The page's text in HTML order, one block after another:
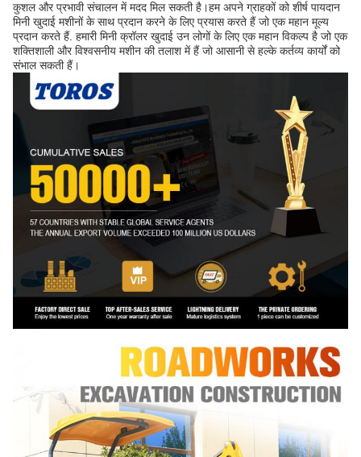
कुशल और प्रभावी संचालन में मदद मिल सकती है।हम अपने ग्राहकों को शीर्ष पायदान
मिनी खुदाई मशीनों के साथ प्रदान करने के लिए प्रयास करते हैं जो एक महान मूल्य
प्रदान करते हैं. हमारी मिनी क्रॉलर खुदाई उन लोगों के लिए एक महान विकल्प है जो एक
शक्तिशाली और विश्वसनीय मशीन की तलाश में हैं जो आसानी से हल्के कर्तव्य कार्यों को
संभाल सकती हैं।